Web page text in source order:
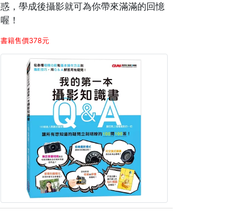
惑，學成後攝影就可為你帶來滿滿的回憶
喔！
書籍售價378元